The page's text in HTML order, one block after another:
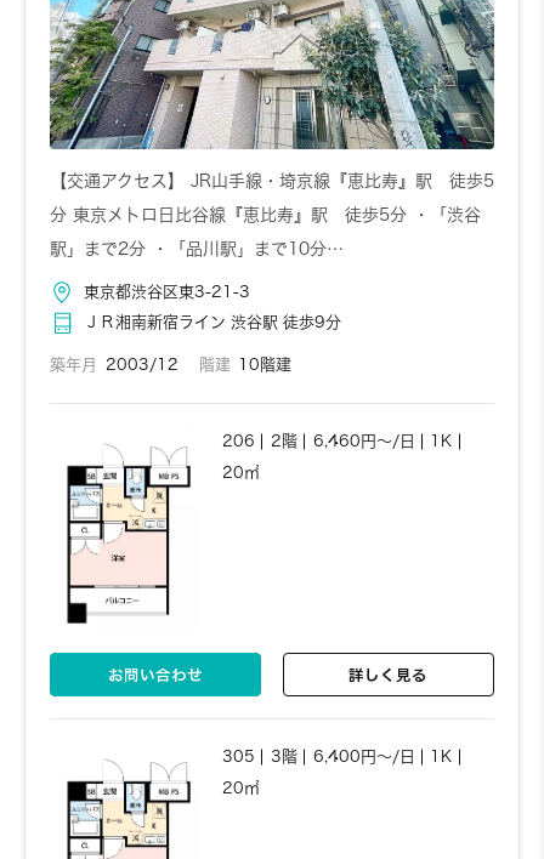
【交通アクセス】 JR山手線・埼京線『恵比寿』駅 徒歩5
分 東京メトロ日比谷線『恵比寿』駅 徒歩5分 ・「渋谷
駅」まで2分 ・「品川駅」まで10分…
東京都渋谷区東3-21-3
ＪＲ湘南新宿ライン 渋谷駅 徒歩9分
築年月 2003/12 階建 10階建
206 2階 6,460円～/日
1K
20㎡
お問い合わせ 詳しく見る
305 3階 6,400円～/日
1K
20㎡